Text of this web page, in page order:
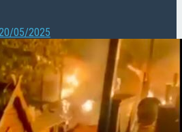
20/05/2025